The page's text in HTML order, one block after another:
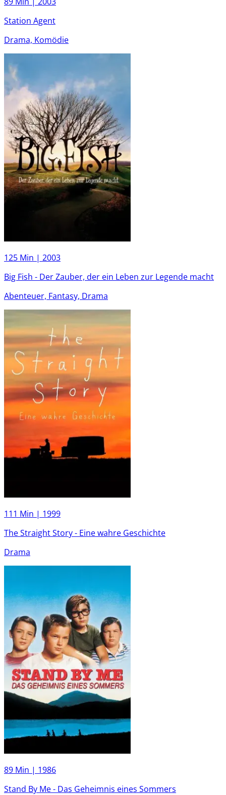
Station Agent
Drama, Komödie
125 Min | 2003
Big Fish - Der Zauber, der ein Leben zur Legende macht
Abenteuer, Fantasy, Drama
111 Min | 1999
The Straight Story - Eine wahre Geschichte
Drama
89 Min | 1986
Stand By Me - Das Geheimnis eines Sommers